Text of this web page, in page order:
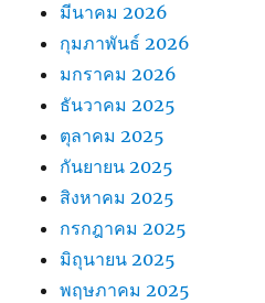
มีนาคม 2026
กุมภาพันธ์ 2026
มกราคม 2026
ธันวาคม 2025
ตุลาคม 2025
กันยายน 2025
สิงหาคม 2025
กรกฎาคม 2025
มิถุนายน 2025
พฤษภาคม 2025